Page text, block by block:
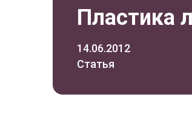
Пластика
14.06.2012
Статья